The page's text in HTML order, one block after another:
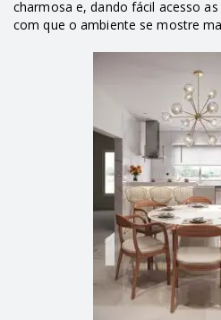
charmosa e, dando fácil acesso
com que o ambiente se mostre